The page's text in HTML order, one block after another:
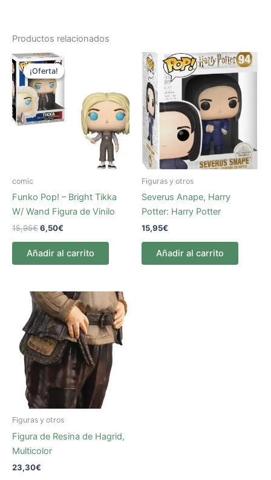
Productos relacionados
¡Oferta!
¡Oferta!
comic
Funko Pop! – Bright Tikka
W/ Wand Figura de Vinilo
15,95€
El
precio
original
era:
15,95€.
6,50€
precio
actual
6,50€.
Añadir al carrito
Figuras y otros
Severus Anape, Harry
Potter: Harry Potter
15,95€
Añadir al carrito
Figuras y otros
Figura de Resina de Hagrid,
Multicolor
23,30€